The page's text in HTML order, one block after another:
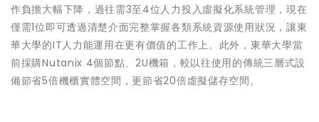
作負擔大幅下降，過往需3至4位人力投入虛擬化系統管理，現在
僅需1位即可透過清楚介面完整掌握各類系統資源使用狀況，讓東
華大學的IT人力能運用在更有價值的工作上。此外，東華大學當
前採購Nutanix 4個節點、2U機箱，較以往使用的傳統三層式設
備節省5倍機櫃實體空間，更節省20倍虛擬儲存空間。